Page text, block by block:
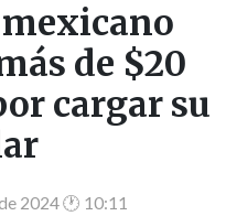
de $20
cargar su
2024 🕐 10:11